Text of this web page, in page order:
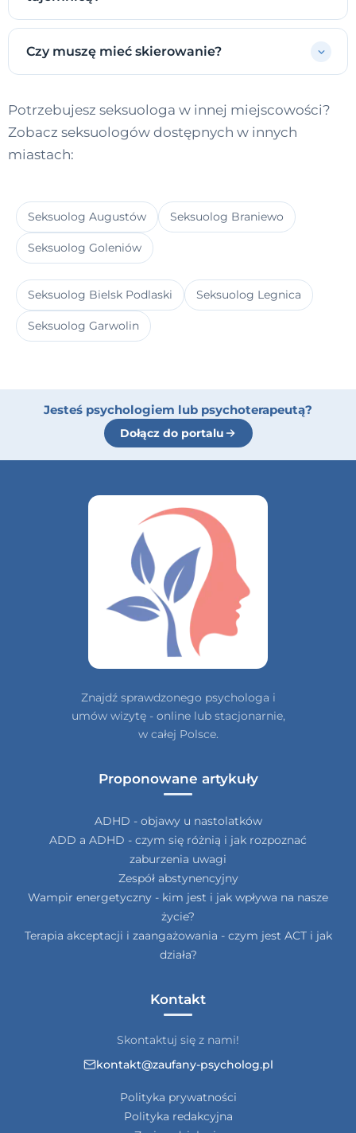
Czy muszę mieć skierowanie?
Potrzebujesz seksuologa w innej miejscowości?
Zobacz seksuologów dostępnych w innych
miastach:
Seksuolog Augustów Seksuolog Braniewo
Seksuolog Goleniów
Seksuolog Bielsk Podlaski Seksuolog Legnica
Seksuolog Garwolin
Jesteś psychologiem lub psychoterapeutą?
Dołącz do portalu
Znajdź sprawdzonego psychologa i
umów wizytę - online lub stacjonarnie,
w całej Polsce.
Proponowane artykuły
ADHD - objawy u nastolatków
ADD a ADHD - czym się różnią i jak rozpoznać
zaburzenia uwagi
Zespół abstynencyjny
Wampir energetyczny - kim jest i jak wpływa na nasze
życie?
Terapia akceptacji i zaangażowania - czym jest ACT i jak
działa?
Kontakt
Skontaktuj się z nami!
kontakt@zaufany-psycholog.pl
Polityka prywatności
Polityka redakcyjna